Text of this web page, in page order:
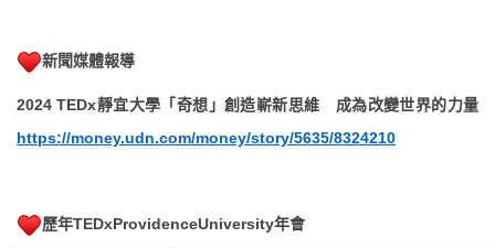
新聞媒體報導
2024 TEDx靜宜大學「奇想」創造嶄新思維 成為改變世界的力量
https://money.udn.com/money/story/5635/8324210
歷年TEDxProvidenceUniversity年會